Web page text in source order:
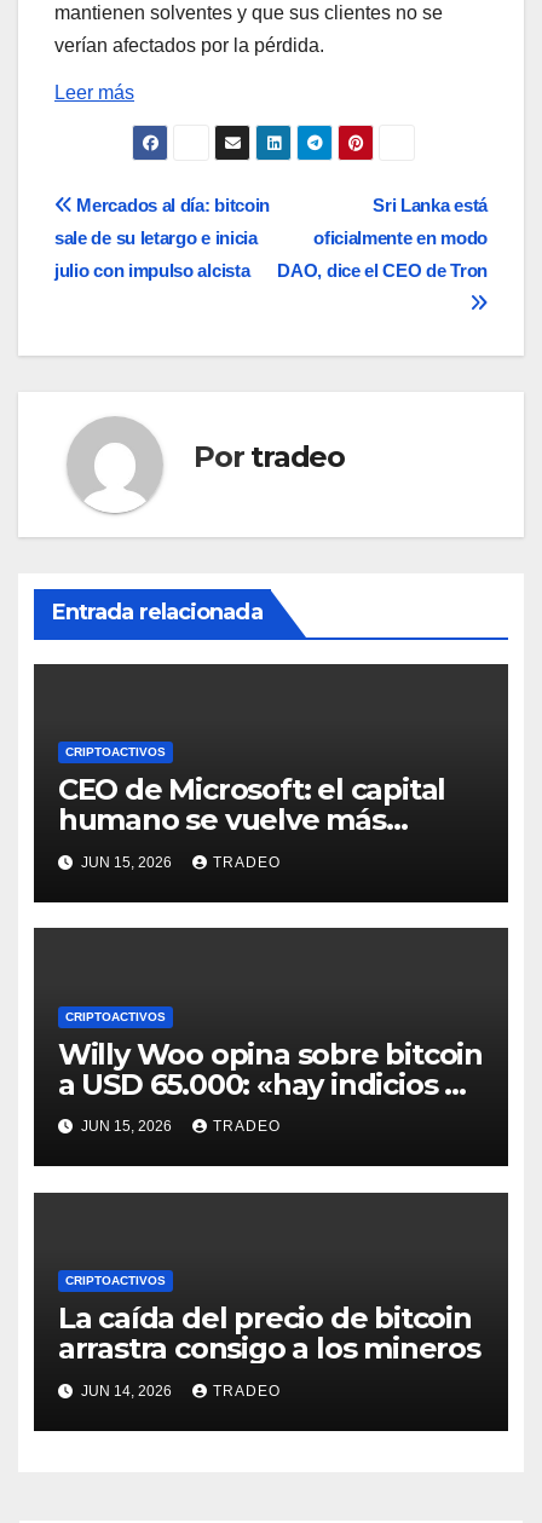
mantienen solventes y que sus clientes no se
verían afectados por la pérdida.
Leer más
Navegación
de
Sri Lanka está
oficialmente en modo
DAO, dice el CEO de Tron
Mercados al día: bitcoin
sale de su letargo e inicia
julio con impulso alcista
Por tradeo
Entrada relacionada
CRIPTOACTIVOS
CEO de Microsoft: el capital
humano se vuelve más
valioso a medida que crece la
IA
JUN 15, 2026 TRADEO
CRIPTOACTIVOS
Willy Woo opina sobre bitcoin
a USD 65.000: «hay indicios de
posible divergencia alcista»
JUN 15, 2026 TRADEO
CRIPTOACTIVOS
La caída del precio de bitcoin
arrastra consigo a los mineros
JUN 14, 2026 TRADEO